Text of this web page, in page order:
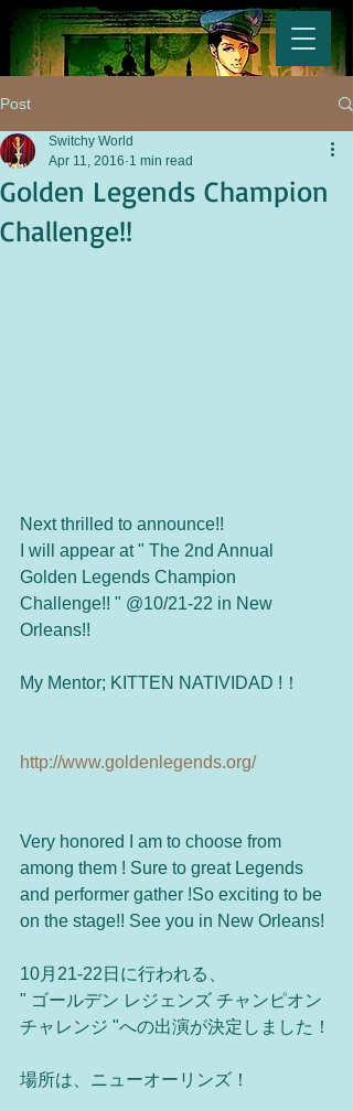
Post
Golden Legends Champion
Challenge!!
Switchy World
Apr 11, 2016 1 min read
Next thrilled to announce!!
I will appear at " The 2nd Annual
Golden Legends Champion
Challenge!! " @10/21-22 in New
Orleans!!
My Mentor; KITTEN NATIVIDAD !！
http://www.goldenlegends.org/
Very honored I am to choose from
among them ! Sure to great Legends
and performer gather !So exciting to be
on the stage!! See you in New Orleans!
10月21-22日に行われる、
" ゴールデン レジェンズ チャンピオン
チャレンジ "への出演が決定しました！
場所は、ニューオーリンズ！